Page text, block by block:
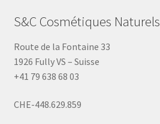
S&C Cosmétiques Naturels
Route de la Fontaine 33
1926 Fully VS – Suisse
+41 79 638 68 03
CHE-448.629.859